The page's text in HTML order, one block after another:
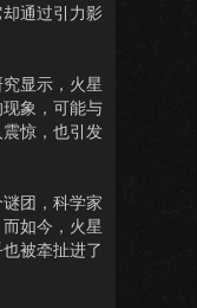
通过引力影
显示，火星
象，可能与
惊，也引发
团，科学家
如今，火星
被牵扯进了